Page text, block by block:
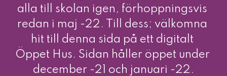
alla till skolan igen, förhoppningsvis
redan i maj -22. Till dess; välkomna
hit till denna sida på ett digitalt
Öppet Hus. Sidan håller öppet under
december -21 och januari -22.